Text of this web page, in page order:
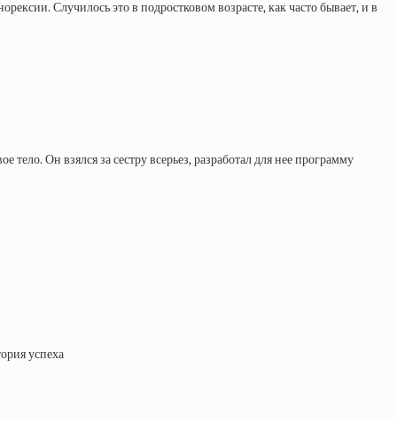
Случилось это в подростковом возрасте, как часто бывает, и в
Он взялся за сестру всерьез, разработал для нее программу